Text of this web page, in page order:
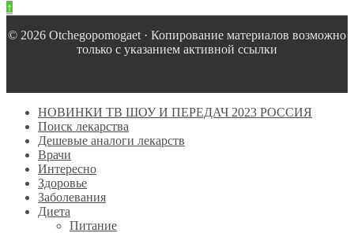
↑
© 2026 Оtchegopomogaet · Копирование материалов возможно
только с указанием активной ссылки
НОВИНКИ ТВ ШОУ И ПЕРЕДАЧ 2023 РОССИЯ
Поиск лекарства
Дешевые аналоги лекарств
Врачи
Интересно
Здоровье
Заболевания
Диета
Питание